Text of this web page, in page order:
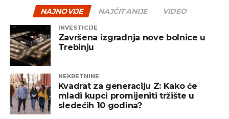
Zaključak
NAJNOVIJE NAJČITANIJE VIDEO
INVESTICIJE
Završena izgradnja nove bolnice u
Trebinju
NEKRETNINE
Kvadrat za generaciju Z: Kako će
mladi kupci promijeniti tržište u
sledećih 10 godina?